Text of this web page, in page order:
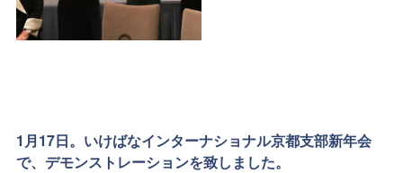
1月17日。いけばなインターナショナル京都支部新年会
で、デモンストレーションを致しました。